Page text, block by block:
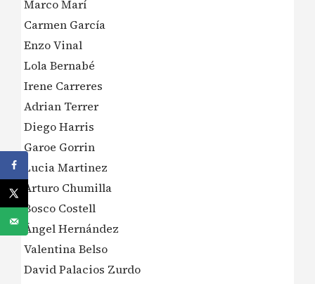
Marco Marí
Carmen García
Enzo Vinal
Lola Bernabé
Irene Carreres
Adrian Terrer
Diego Harris
Garoe Gorrin
Lucia Martinez
Arturo Chumilla
Bosco Costell
Ángel Hernández
Valentina Belso
David Palacios Zurdo